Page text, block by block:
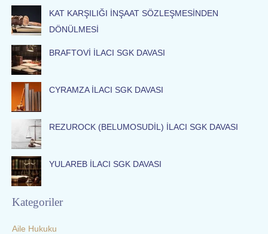
c
h
f
o
r
:
KAT KARŞILIĞI İNŞAAT SÖZLEŞMESİNDEN
DÖNÜLMESİ
BRAFTOVİ İLACI SGK DAVASI
CYRAMZA İLACI SGK DAVASI
REZUROCK (BELUMOSUDİL) İLACI SGK DAVASI
YULAREB İLACI SGK DAVASI
Kategoriler
Aile Hukuku